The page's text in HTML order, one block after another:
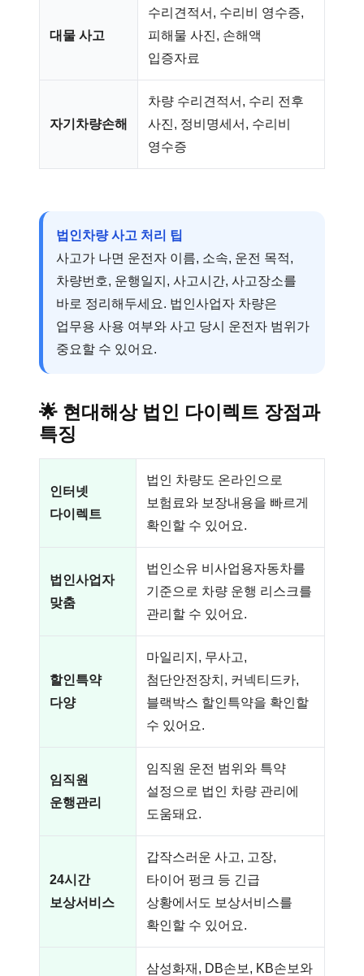
대물 사고
수리견적서, 수리비 영수증,
피해물 사진, 손해액
입증자료
자기차량손해
차량 수리견적서, 수리 전후
사진, 정비명세서, 수리비
영수증
법인차량 사고 처리 팁
사고가 나면 운전자 이름, 소속, 운전 목적,
차량번호, 운행일지, 사고시간, 사고장소를
바로 정리해두세요. 법인사업자 차량은
업무용 사용 여부와 사고 당시 운전자 범위가
중요할 수 있어요.
🌟 현대해상 법인 다이렉트 장점과
특징
인터넷
다이렉트
법인 차량도 온라인으로
보험료와 보장내용을 빠르게
확인할 수 있어요.
법인사업자
맞춤
법인소유 비사업용자동차를
기준으로 차량 운행 리스크를
관리할 수 있어요.
할인특약
다양
마일리지, 무사고,
첨단안전장치, 커넥티드카,
블랙박스 할인특약을 확인할
수 있어요.
임직원
운행관리
임직원 운전 범위와 특약
설정으로 법인 차량 관리에
도움돼요.
24시간
보상서비스
갑작스러운 사고, 고장,
타이어 펑크 등 긴급
상황에서도 보상서비스를
확인할 수 있어요.
삼성화재, DB손보, KB손보와